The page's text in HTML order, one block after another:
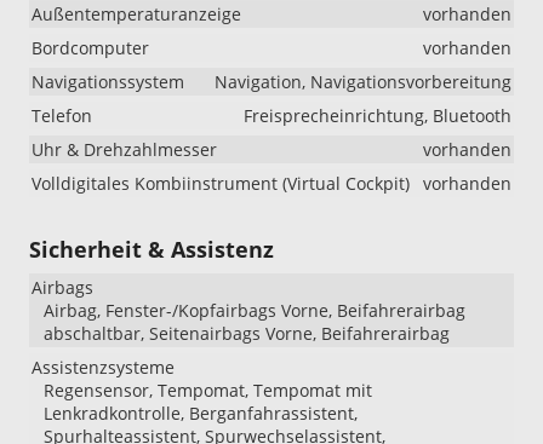
Außentemperaturanzeige
vorhanden
Bordcomputer
vorhanden
Navigationssystem
Navigation, Navigationsvorbereitung
Telefon
Freisprecheinrichtung, Bluetooth
Uhr & Drehzahlmesser
vorhanden
Volldigitales Kombiinstrument (Virtual Cockpit) vorhanden
Sicherheit & Assistenz
Airbags
Airbag, Fenster-/Kopfairbags Vorne, Beifahrerairbag
abschaltbar, Seitenairbags Vorne, Beifahrerairbag
Assistenzsysteme
Regensensor, Tempomat, Tempomat mit
Lenkradkontrolle, Berganfahrassistent,
Spurhalteassistent, Spurwechselassistent,